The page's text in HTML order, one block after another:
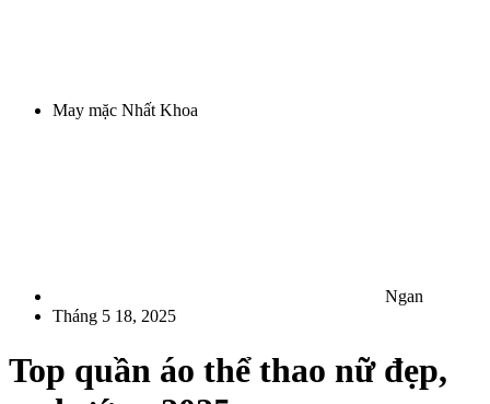
May mặc Nhất Khoa
Ngan
Tháng 5 18, 2025
Top quần áo thể thao nữ đẹp,